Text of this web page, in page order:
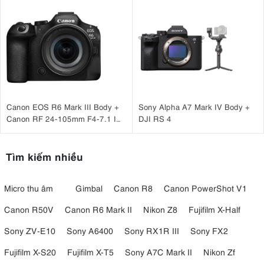
Canon EOS R6 Mark III Body +
Canon RF 24-105mm F4-7.1 IS
Sony Alpha A7 Mark IV Body +
DJI RS 4
Tìm kiếm nhiều
Micro thu âm Gimbal Canon R8
Canon PowerShot V1
Canon R50V
Canon R6 Mark II Nikon Z8
Fujifilm X-Half
Sony ZV-E10
Sony A6400 Sony RX1R III
Sony FX2
Fujifilm X-S20
Fujifilm X-T5 Sony A7C Mark II
Nikon Zf